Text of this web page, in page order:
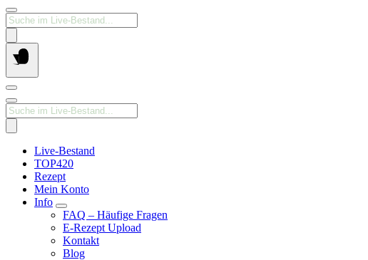
Products
search
Products
search
Live-Bestand
TOP420
Rezept
Mein Konto
Info
FAQ – Häufige Fragen
E-Rezept Upload
Kontakt
Blog